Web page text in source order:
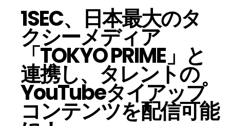
1SEC、日本最大のタ
クシーメディア
「TOKYO PRIME」と
連携し、タレントの
YouTubeタイアップ
コンテンツを配信可能